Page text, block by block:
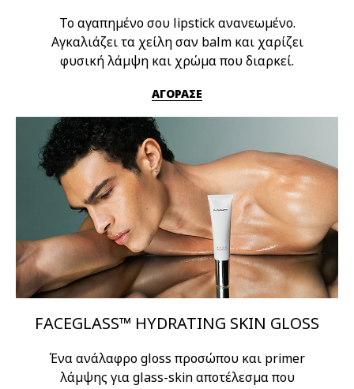
Το αγαπημένο σου lipstick ανανεωμένο.
Αγκαλιάζει τα χείλη σαν balm και χαρίζει
φυσική λάμψη και χρώμα που διαρκεί.
ΑΓΟΡΑΣΕ
FACEGLASS™ HYDRATING SKIN GLOSS
Ένα ανάλαφρο gloss προσώπου και primer
λάμψης για glass-skin αποτέλεσμα που